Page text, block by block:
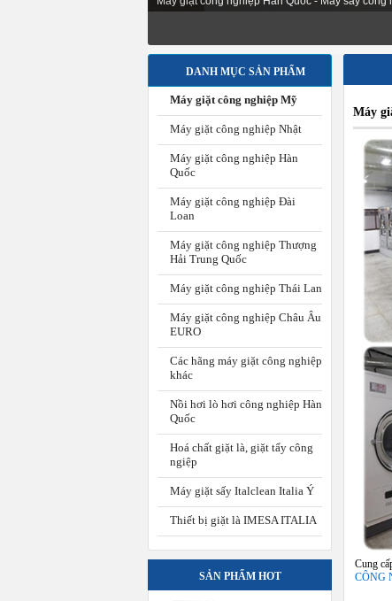
Tư
DANH MỤC SẢN PHẨM
Máy giặt công nghiệp Mỹ
Máy giặt công nghiệp Nhật
Máy giặt công nghiệp Hàn
Quốc
Máy giặt công nghiệp Đài
Loan
Máy giặt công nghiệp Thượng
Hải Trung Quốc
Máy giặt công nghiệp Thái Lan
Máy giặt công nghiệp Châu Âu
EURO
Các hãng máy giặt công nghiệp
khác
Nồi hơi lò hơi công nghiệp Hàn
Quốc
Hoá chất giặt là, giặt tẩy công
ngiệp
Máy giặt sấy Italclean Italia Ý
Thiết bị giặt là IMESA ITALIA
SẢN PHẨM HOT
Máy
Cung
CÔNG